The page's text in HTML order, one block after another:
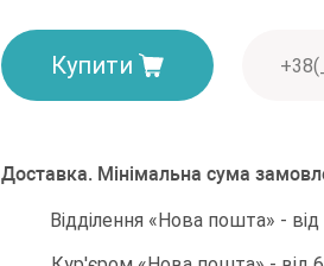
Купити
Доставка. Мінімальна сума
Відділення «Нова пошта» - від